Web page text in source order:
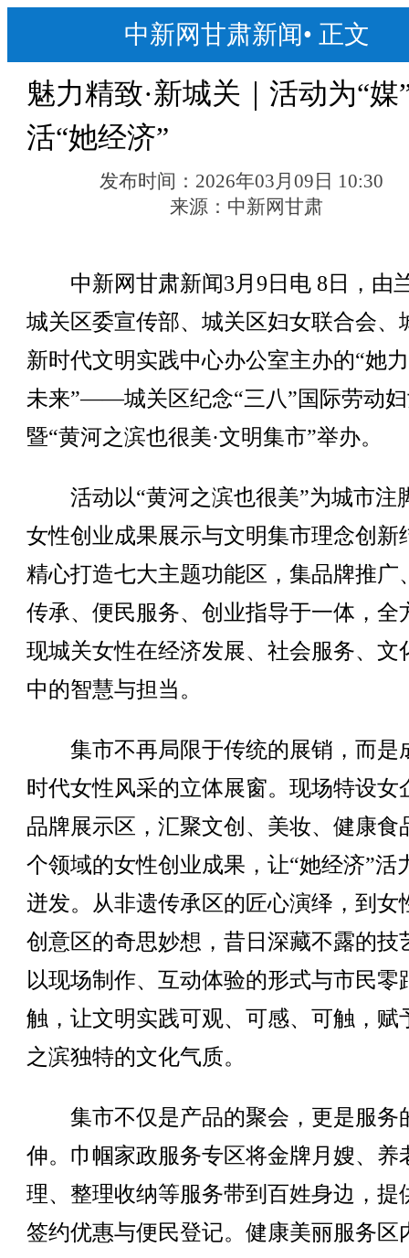
中新网甘肃新闻• 正文
魅力精致·新城关｜活动为“媒
活“她经济”
发布时间： 2026年03月09日 10:30
来源： 中新网甘肃
中新网甘肃新闻3月9日电 8日，由
城关区委宣传部、城关区妇女联合会、
新时代文明实践中心办公室主办的“她
未来”——城关区纪念“三八”国际劳动
暨“黄河之滨也很美·文明集市”举办。
活动以“黄河之滨也很美”为城市注
女性创业成果展示与文明集市理念创新
精心打造七大主题功能区，集品牌推广
传承、便民服务、创业指导于一体，全
现城关女性在经济发展、社会服务、文
中的智慧与担当。
集市不再局限于传统的展销，而是
时代女性风采的立体展窗。现场特设女
品牌展示区，汇聚文创、美妆、健康食
个领域的女性创业成果，让“她经济”活
迸发。从非遗传承区的匠心演绎，到女
创意区的奇思妙想，昔日深藏不露的技
以现场制作、互动体验的形式与市民零
触，让文明实践可观、可感、可触，赋
之滨独特的文化气质。
集市不仅是产品的聚会，更是服务
伸。巾帼家政服务专区将金牌月嫂、养
理、整理收纳等服务带到百姓身边，提
签约优惠与便民登记。健康美丽服务区